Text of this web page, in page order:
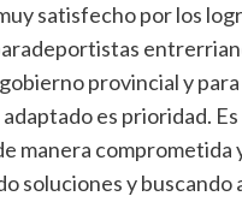
satisfecho por los
provincial y
es prioridad. Es
manera comprometida
soluciones y buscando